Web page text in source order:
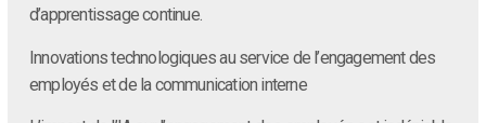
d’apprentissage continue.
Innovations technologiques au service de l’engagement des
employés et de la communication interne